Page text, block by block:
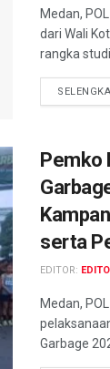
Medan,
dari Wali
rangka
Pemko
serta
EDITOR:
Medan,
Garbage